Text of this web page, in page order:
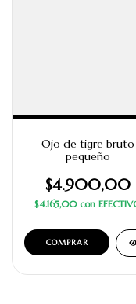
Ojo de tigre bruto
pequeño
$4.900,00
$4.165,00 con